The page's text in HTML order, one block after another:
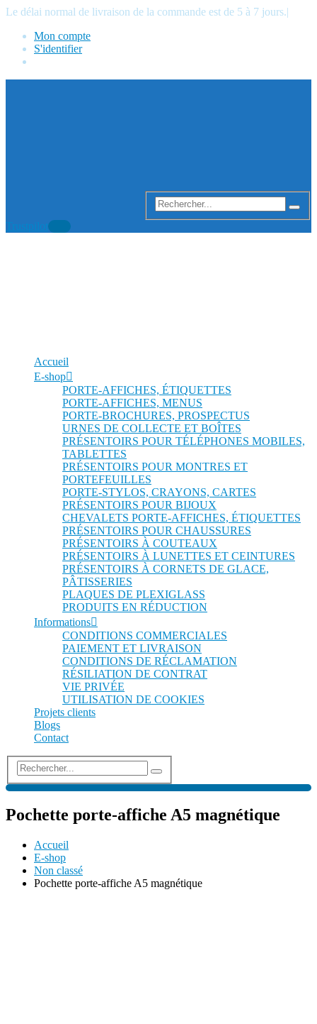
Le délai normal de livraison de la commande est de 5 à 7 jours.|
Mon compte
S'identifier
Trustpilot
Accueil
E-shop
PORTE-AFFICHES, ÉTIQUETTES
PORTE-AFFICHES, MENUS
PORTE-BROCHURES, PROSPECTUS
URNES DE COLLECTE ET BOÎTES
PRÉSENTOIRS POUR TÉLÉPHONES MOBILES,
TABLETTES
PRÉSENTOIRS POUR MONTRES ET
PORTEFEUILLES
PORTE-STYLOS, CRAYONS, CARTES
PRÉSENTOIRS POUR BIJOUX
CHEVALETS PORTE-AFFICHES, ÉTIQUETTES
PRÉSENTOIRS POUR CHAUSSURES
PRÉSENTOIRS À COUTEAUX
PRÉSENTOIRS À LUNETTES ET CEINTURES
PRÉSENTOIRS À CORNETS DE GLACE,
PÂTISSERIES
PLAQUES DE PLEXIGLASS
PRODUITS EN RÉDUCTION
Informations
CONDITIONS COMMERCIALES
PAIEMENT ET LIVRAISON
CONDITIONS DE RÉCLAMATION
RÉSILIATION DE CONTRAT
VIE PRIVÉE
UTILISATION DE COOKIES
Projets clients
Blogs
Contact
Pochette porte-affiche A5 magnétique
Accueil
E-shop
Non classé
Pochette porte-affiche A5 magnétique